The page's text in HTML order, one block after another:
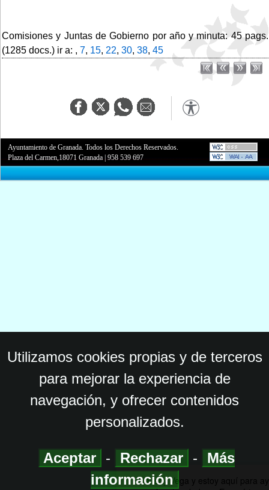
Comisiones y Juntas de Gobierno por año y minuta: 45 pags.
(1285 docs.) ir a: , 7, 15, 22, 30, 38, 45
Ayuntamiento de Granada. Todos los Derechos Reservados.
Plaza del Carmen,18071 Granada |958 539 697
Utilizamos cookies propias y de terceros
para mejorar la experiencia de
navegación, y ofrecer contenidos
personalizados.
Aceptar - Rechazar -
Más
información